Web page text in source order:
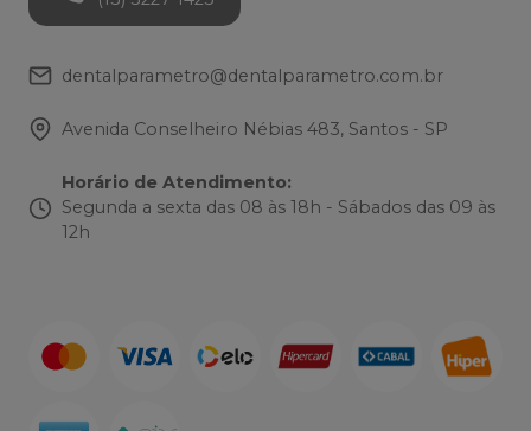
dentalparametro@dentalparametro.com.br
Avenida Conselheiro Nébias 483, Santos - SP
Horário de Atendimento:
Segunda a sexta das 08 às 18h - Sábados das 09 às
12h